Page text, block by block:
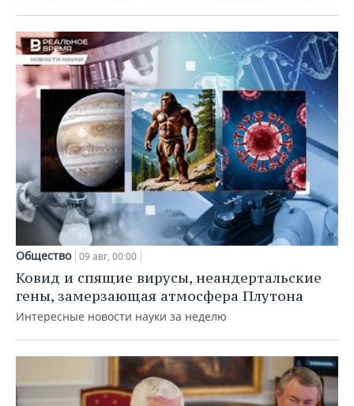
Общество 09 авг, 00:00
Ковид и спящие вирусы, неандертальские
гены, замерзающая атмосфера Плутона
Интересные новости науки за неделю